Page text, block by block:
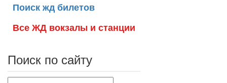
Поиск жд билетов
Все ЖД вокзалы и станции
Поиск по сайту